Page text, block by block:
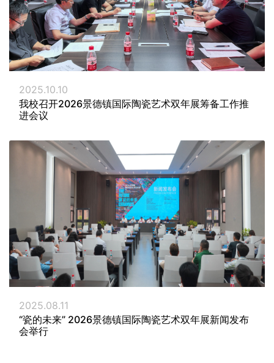
2025.10.10
我校召开2026景德镇国际陶瓷艺术双年展筹备工作推
进会议
2025.08.11
“瓷的未来” 2026景德镇国际陶瓷艺术双年展新闻发布
会举行